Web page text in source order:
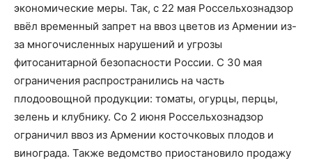
экономические меры. Так, с 22 мая Россельхознадзор
ввёл временный запрет на ввоз цветов из Армении из-
за многочисленных нарушений и угрозы
фитосанитарной безопасности России. С 30 мая
ограничения распространились на часть
плодоовощной продукции: томаты, огурцы, перцы,
зелень и клубнику. Со 2 июня Россельхознадзор
ограничил ввоз из Армении косточковых плодов и
винограда. Также ведомство приостановило продажу